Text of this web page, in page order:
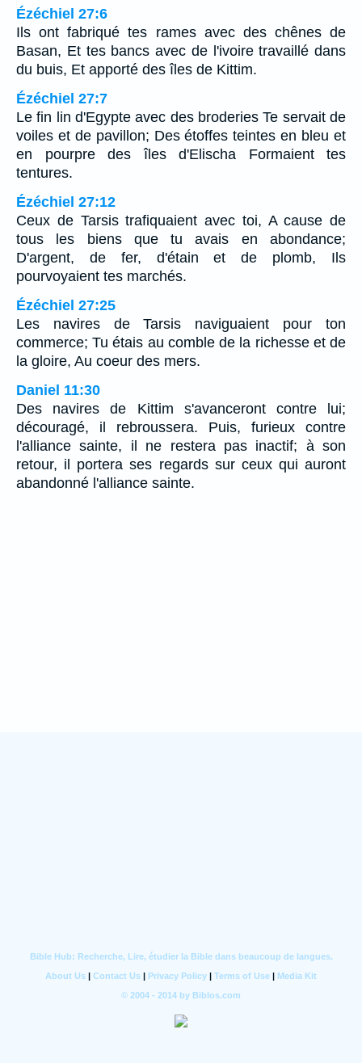
Ézéchiel 27:6
Ils ont fabriqué tes rames avec des chênes de
Basan, Et tes bancs avec de l'ivoire travaillé dans
du buis, Et apporté des îles de Kittim.
Ézéchiel 27:7
Le fin lin d'Egypte avec des broderies Te servait de
voiles et de pavillon; Des étoffes teintes en bleu et
en pourpre des îles d'Elischa Formaient tes
tentures.
Ézéchiel 27:12
Ceux de Tarsis trafiquaient avec toi, A cause de
tous les biens que tu avais en abondance;
D'argent, de fer, d'étain et de plomb, Ils
pourvoyaient tes marchés.
Ézéchiel 27:25
Les navires de Tarsis naviguaient pour ton
commerce; Tu étais au comble de la richesse et de
la gloire, Au coeur des mers.
Daniel 11:30
Des navires de Kittim s'avanceront contre lui;
découragé, il rebroussera. Puis, furieux contre
l'alliance sainte, il ne restera pas inactif; à son
retour, il portera ses regards sur ceux qui auront
abandonné l'alliance sainte.